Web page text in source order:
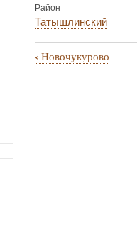
Район
Татышлинский
Перекрёстные
‹Новочукурово